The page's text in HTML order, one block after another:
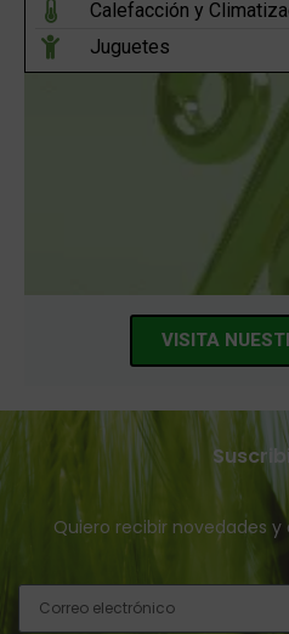
Calefacción y
Juguetes
VISITA
Quiero recibir novedades